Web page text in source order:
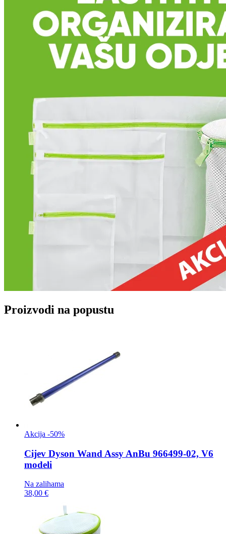
Proizvodi na popustu
Akcija -50%
Cijev Dyson Wand Assy AnBu 966499-02, V6
modeli
Na zalihama
38,00 €